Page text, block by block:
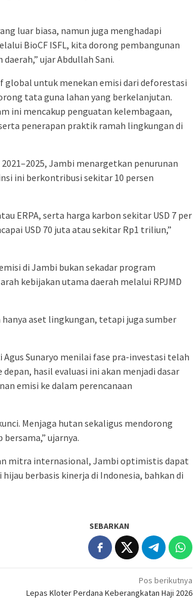
luar biasa, namun juga menghadapi
BioCF ISFL, kita dorong pembangunan
ujar Abdullah Sani.
global untuk menekan emisi dari deforestasi
tata guna lahan yang berkelanjutan.
ini mencakup penguatan kelembagaan,
penerapan praktik ramah lingkungan di
Jambi menargetkan penurunan
ini berkontribusi sekitar 10 persen
ERPA, serta harga karbon sekitar USD 7 per
USD 70 juta atau sekitar Rp1 triliun,”
di Jambi bukan sekadar program
kebijakan utama daerah melalui RPJMD
aset lingkungan, tetapi juga sumber
Sunaryo menilai fase pra-investasi telah
hasil evaluasi ini akan menjadi dasar
emisi ke dalam perencanaan
Menjaga hutan sekaligus mendorong
ujarnya.
mitra internasional, Jambi optimistis dapat
berbasis kinerja di Indonesia, bahkan di
SEBARKAN
Pos berikutnya
Lepas Kloter Perdana Keberangkatan Haji 2026